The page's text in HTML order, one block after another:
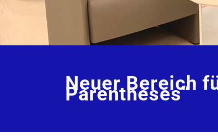
Neuer Bereich
Parenthèses“